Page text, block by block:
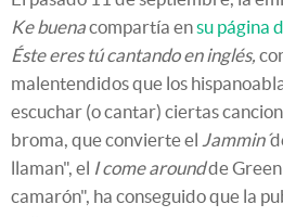
Ke buenacompartía ensu página
Éste eres tú cantando en inglés,
malentendidos que los
escuchar (o cantar) ciertas
broma, que convierte el Jammin´
llaman", el I come aroundde
camarón", ha conseguido que la